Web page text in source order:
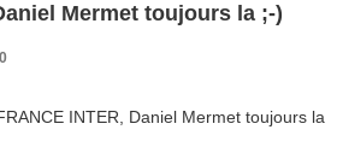
Mermet toujours la ;-)